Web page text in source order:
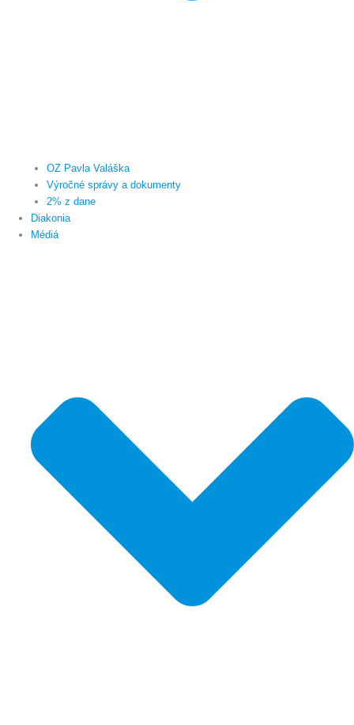
OZ Pavla Valáška
Výročné správy a dokumenty
2% z dane
Diakonia
Médiá